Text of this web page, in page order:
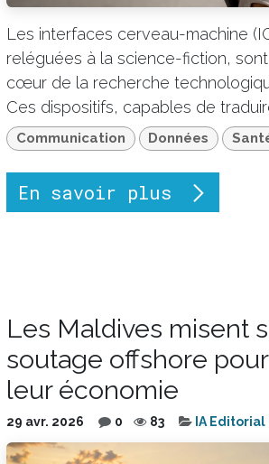
Les interfaces cerveau-machine
reléguées à la science-fiction, sont
cœur de la recherche
Ces dispositifs, capables de
Communication Données
En savoir plus
Les Maldives misent
soutage offshore
leur économie
29 avr. 2026 0 83 IA Editorial